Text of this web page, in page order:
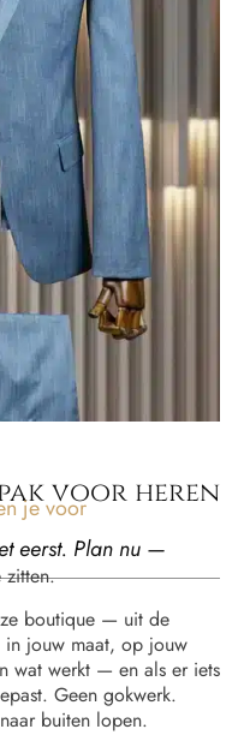
voor heren
je voor
eerst. Plan nu —
zitten.
boutique — uit de
jouw maat, op jouw
wat werkt — en als er iets
Geen gokwerk.
buiten lopen.